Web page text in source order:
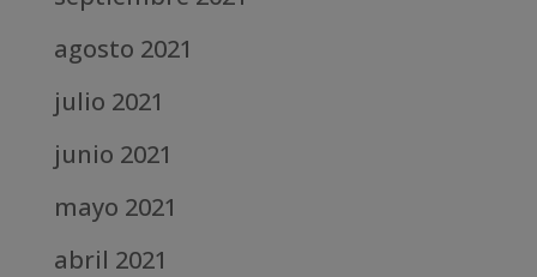
agosto 2021
julio 2021
junio 2021
mayo 2021
abril 2021